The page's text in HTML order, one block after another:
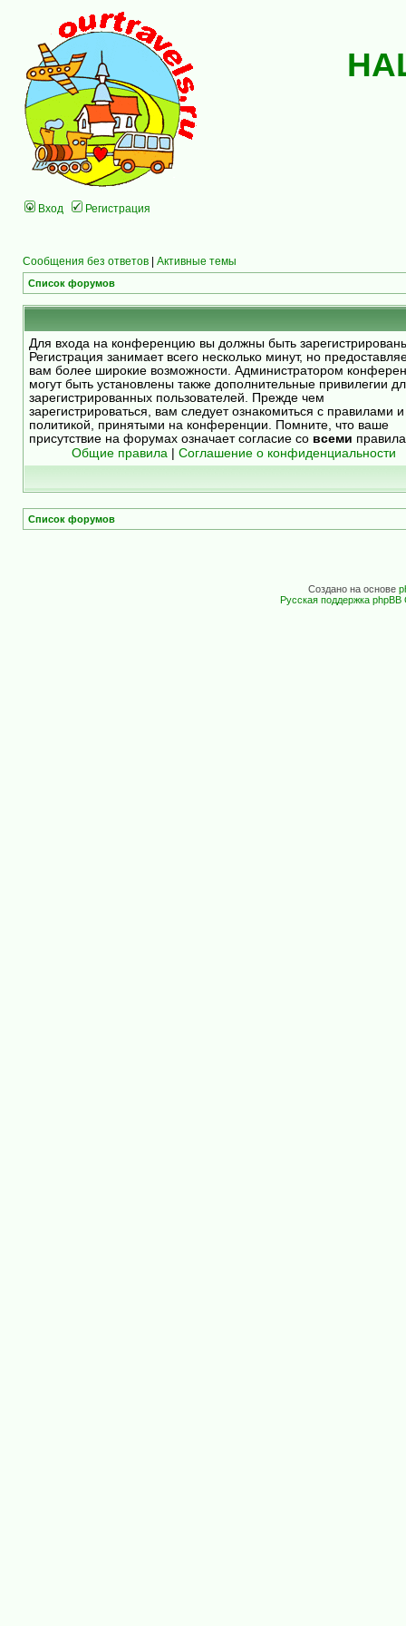
Вход Регистрация
Сообщения без ответов | Активные темы
Список форумов
Для входа на конференцию вы должны быть
Регистрация занимает всего несколько минут, но
вам более широкие возможности. Администратором
могут быть установлены также дополнительные привилегии
зарегистрированных пользователей. Прежде чем
зарегистрироваться, вам следует ознакомиться с правилами и
политикой, принятыми на конференции. Помните, что ваше
присутствие на форумах означает согласие со всеми
Общие правила
Соглашение о конфиденциальности
Список форумов
Создано на основе
Русская поддержка phpBB